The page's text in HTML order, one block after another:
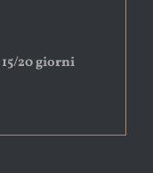
15/20 giorni